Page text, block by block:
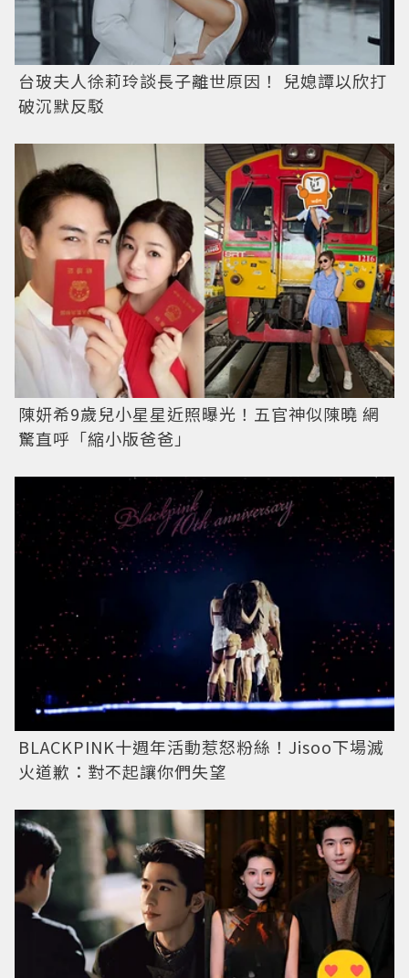
台玻夫人徐莉玲談長子離世原因！ 兒媳譚以欣打
破沉默反駁
陳妍希9歲兒小星星近照曝光！五官神似陳曉 網
驚直呼「縮小版爸爸」
BLACKPINK十週年活動惹怒粉絲！Jisoo下場滅
火道歉：對不起讓你們失望